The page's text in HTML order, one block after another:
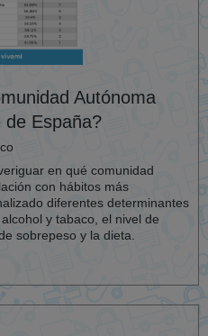
Autónoma
de España?
en qué comunidad
con hábitos más
diferentes determinantes
y tabaco, el nivel de
sobrepeso y la dieta.